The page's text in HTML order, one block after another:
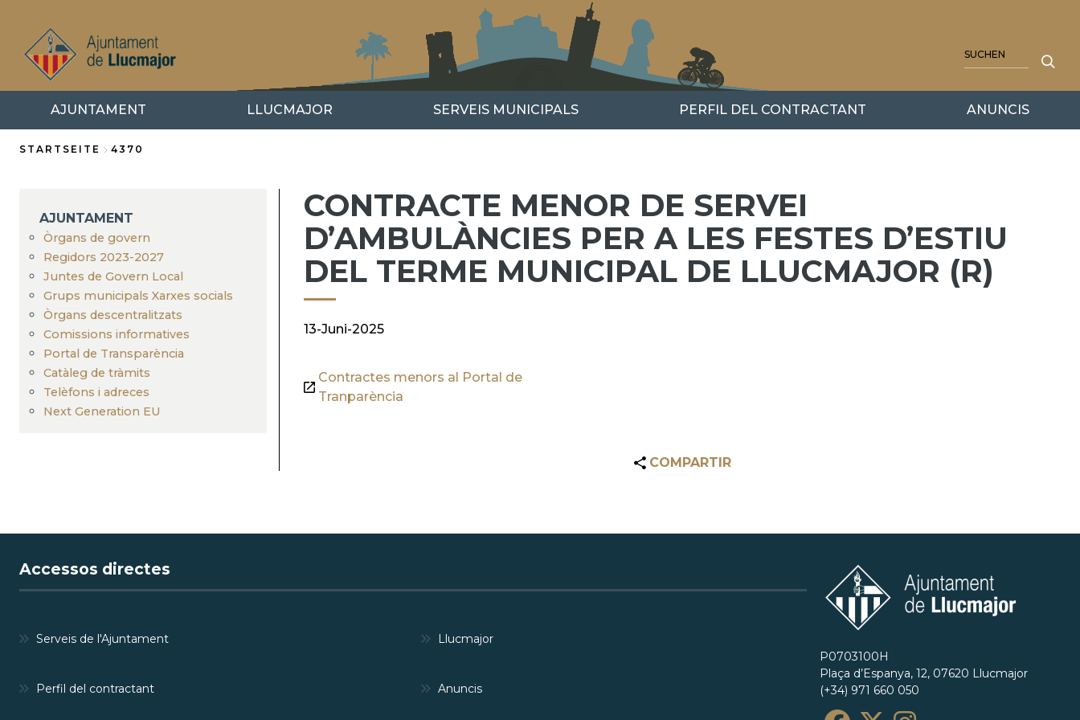
Inhalt
AJUNTAMENT LLUCMAJOR SERVEIS MUNICIPALS PERFIL DEL CONTRACTANT ANUNCIS
STARTSEITE 4370
AJUNTAMENT
Òrgans de govern
Regidors 2023-2027
Juntes de Govern Local
Grups municipals Xarxes socials
Òrgans descentralitzats
Comissions informatives
Portal de Transparència
Catàleg de tràmits
Telèfons i adreces
Next Generation EU
CONTRACTE MENOR DE SERVEI
D’AMBULÀNCIES PER A LES FESTES D’ESTIU
DEL TERME MUNICIPAL DE LLUCMAJOR (R)
13-Juni-2025
Contractes menors al Portal de
Tranparència
COMPARTIR
Accessos directes
Serveis de l'Ajuntament Llucmajor
Perfil del contractant Anuncis
P0703100H
Plaça d’Espanya, 12, 07620 Llucmajor
(+34) 971 660 050